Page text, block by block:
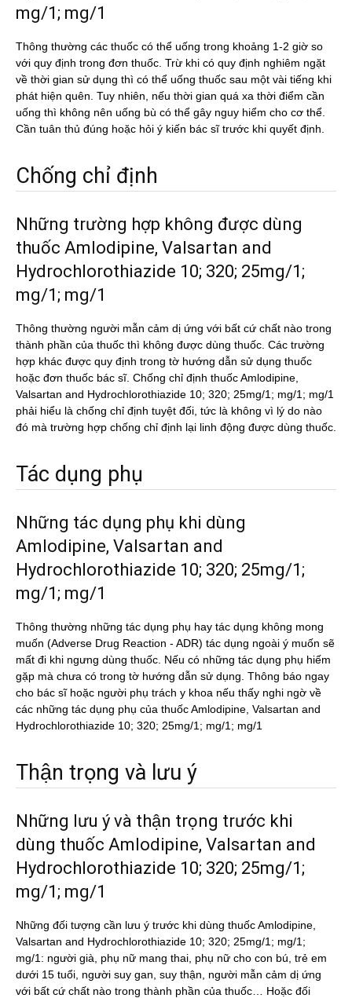
mg/1; mg/1
Thông thường các thuốc có thể uống trong khoảng 1-2 giờ so
với quy định trong đơn thuốc. Trừ khi có quy định nghiêm ngặt
về thời gian sử dụng thì có thể uống thuốc sau một vài tiếng khi
phát hiện quên. Tuy nhiên, nếu thời gian quá xa thời điểm cần
uống thì không nên uống bù có thể gây nguy hiểm cho cơ thể.
Cần tuân thủ đúng hoặc hỏi ý kiến bác sĩ trước khi quyết định.
Chống chỉ định
Những trường hợp không được dùng
thuốc Amlodipine, Valsartan and
Hydrochlorothiazide 10; 320; 25mg/1;
mg/1; mg/1
Thông thường người mẫn cảm dị ứng với bất cứ chất nào trong
thành phần của thuốc thì không được dùng thuốc. Các trường
hợp khác được quy định trong tờ hướng dẫn sử dụng thuốc
hoặc đơn thuốc bác sĩ. Chống chỉ định thuốc Amlodipine,
Valsartan and Hydrochlorothiazide 10; 320; 25mg/1; mg/1; mg/1
phải hiểu là chống chỉ định tuyệt đối, tức là không vì lý do nào
đó mà trường hợp chống chỉ định lại linh động được dùng thuốc.
Tác dụng phụ
Những tác dụng phụ khi dùng
Amlodipine, Valsartan and
Hydrochlorothiazide 10; 320; 25mg/1;
mg/1; mg/1
Thông thường những tác dụng phụ hay tác dụng không mong
muốn (Adverse Drug Reaction - ADR) tác dụng ngoài ý muốn sẽ
mất đi khi ngưng dùng thuốc. Nếu có những tác dụng phụ hiếm
gặp mà chưa có trong tờ hướng dẫn sử dụng. Thông báo ngay
cho bác sĩ hoặc người phụ trách y khoa nếu thấy nghi ngờ về
các những tác dụng phụ của thuốc Amlodipine, Valsartan and
Hydrochlorothiazide 10; 320; 25mg/1; mg/1; mg/1
Thận trọng và lưu ý
Những lưu ý và thận trọng trước khi
dùng thuốc Amlodipine, Valsartan and
Hydrochlorothiazide 10; 320; 25mg/1;
mg/1; mg/1
Những đối tượng cần lưu ý trước khi dùng thuốc Amlodipine,
Valsartan and Hydrochlorothiazide 10; 320; 25mg/1; mg/1;
mg/1: người già, phụ nữ mang thai, phụ nữ cho con bú, trẻ em
dưới 15 tuổi, người suy gan, suy thận, người mẫn cảm dị ứng
với bất cứ chất nào trong thành phần của thuốc… Hoặc đối